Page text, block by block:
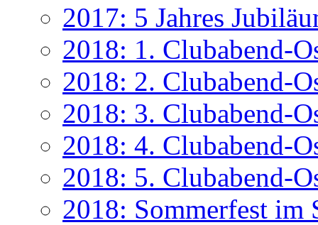
2017: 5 Jahres
2018: 1. Clubabend-
2018: 2. Clubabend-
2018: 3. Clubabend-
2018: 4. Clubabend-
2018: 5. Clubabend-
2018: Sommerfest im